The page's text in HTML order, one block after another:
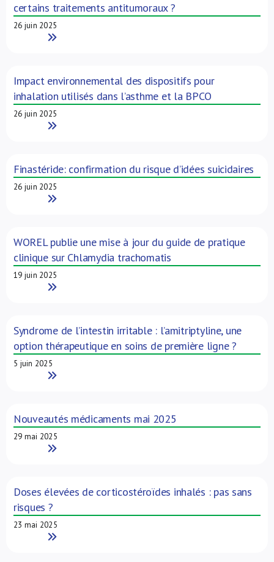
certains traitements antitumoraux ?
26 juin 2025
Read More
Impact environnemental des dispositifs pour
inhalation utilisés dans l’asthme et la BPCO
26 juin 2025
Read More
Finastéride: confirmation du risque d’idées suicidaires
26 juin 2025
Read More
WOREL publie une mise à jour du guide de pratique
clinique sur Chlamydia trachomatis
19 juin 2025
Read More
Syndrome de l’intestin irritable : l’amitriptyline, une
option thérapeutique en soins de première ligne ?
5 juin 2025
Read More
Nouveautés médicaments mai 2025
29 mai 2025
Read More
Doses élevées de corticostéroïdes inhalés : pas sans
risques ?
23 mai 2025
Read More